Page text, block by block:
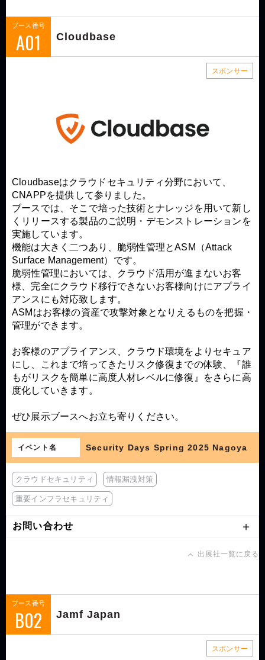
ブース番号
A01 Cloudbase
スポンサー
Cloudbaseはクラウドセキュリティ分野において、
CNAPPを提供して参りました。
ブースでは、そこで培った技術とナレッジを用いて新し
くリリースする製品のご説明・デモンストレーションを
実施しています。
機能は大きく二つあり、脆弱性管理とASM（Attack
Surface Management）です。
脆弱性管理においては、クラウド活用が進まないお客
様、完全にクラウド移行できないお客様向けにアプライ
アンスにも対応致します。
ASMはお客様の資産で攻撃対象となりえるものを把握・
管理ができます。
お客様のアプライアンス、クラウド環境をよりセキュア
にし、これまで培ってきたリスク修復までの体験、『誰
もがリスクを簡単に高度人材レベルに修復』をさらに高
度化していきます。
ぜひ展示ブースへお立ち寄りください。
イベント名 Security Days Spring 2025 Nagoya
クラウドセキュリティ 情報漏洩対策
重要インフラセキュリティ
お問い合わせ
出展社一覧に戻る
ブース番号
B02 Jamf Japan
スポンサー